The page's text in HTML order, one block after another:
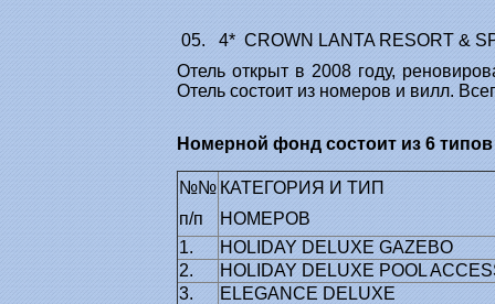
05. 4* CROWN LANTA RESORT &
Отель открыт в 2008 году,
Отель состоит из номеров и вилл.
Номерной фонд состоит из 6
№№
п/п
КАТЕГОРИЯ И ТИП
НОМЕРОВ
1.
HOLIDAY DELUXE GAZEBO
2.
HOLIDAY DELUXE POOL
3.
ELEGANCE DELUXE